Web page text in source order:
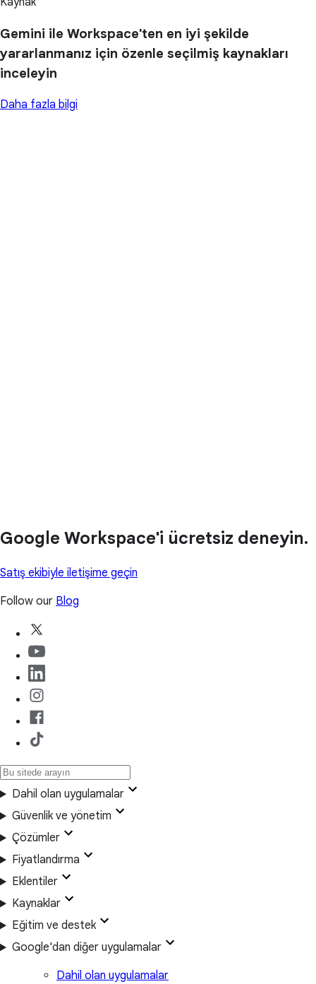
Gemini ile Workspace'ten en iyi şekilde
yararlanmanız için özenle seçilmiş kaynakları
inceleyin
Daha fazla bilgi
Google Workspace'i ücretsiz deneyin.
Satış ekibiyle iletişime geçin
Follow our Blog
Dahil olan uygulamalar
Güvenlik ve yönetim
Çözümler
Fiyatlandırma
Eklentiler
Kaynaklar
Eğitim ve destek
Google'dan diğer uygulamalar
Dahil olan uygulamalar